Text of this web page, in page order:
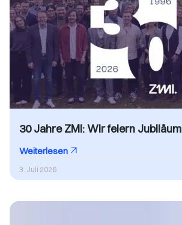
30 Jahre ZMI: Wir feiern Jubiläum
Weiterlesen
3. Juli 2026